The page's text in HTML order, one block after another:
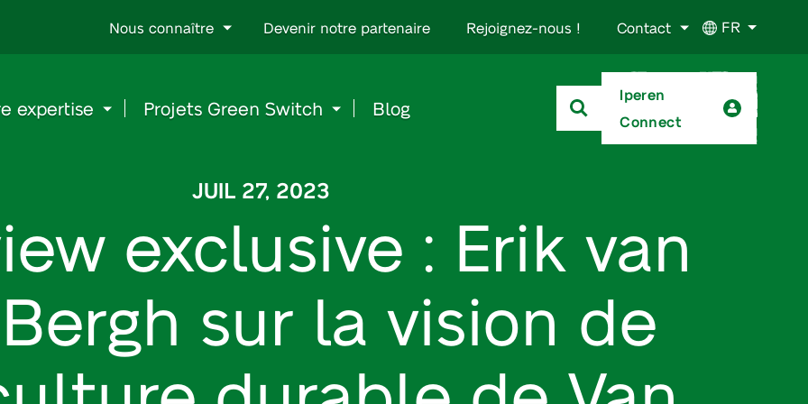
to
Nous connaître Devenir notre partenaire Rejoignez-nous ! Contact FR
expertise Projets Green Switch Blog
Iperen
Connect
JUIL 27, 2023
exclusive : Erik van
sur la vision de